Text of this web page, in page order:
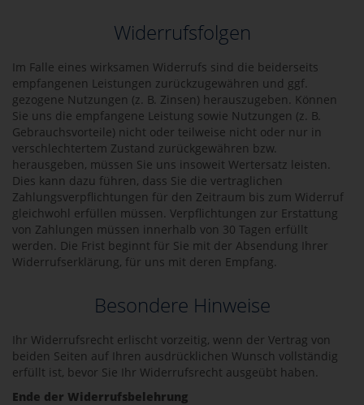
Widerrufsfolgen
Im Falle eines wirksamen Widerrufs sind die beiderseits
empfangenen Leistungen zurückzugewähren und ggf.
gezogene Nutzungen (z. B. Zinsen) herauszugeben. Können
Sie uns die empfangene Leistung sowie Nutzungen (z. B.
Gebrauchsvorteile) nicht oder teilweise nicht oder nur in
verschlechtertem Zustand zurückgewähren bzw.
herausgeben, müssen Sie uns insoweit Wertersatz leisten.
Dies kann dazu führen, dass Sie die vertraglichen
Zahlungsverpflichtungen für den Zeitraum bis zum Widerruf
gleichwohl erfüllen müssen. Verpflichtungen zur Erstattung
von Zahlungen müssen innerhalb von 30 Tagen erfüllt
werden. Die Frist beginnt für Sie mit der Absendung Ihrer
Widerrufserklärung, für uns mit deren Empfang.
Besondere Hinweise
Ihr Widerrufsrecht erlischt vorzeitig, wenn der Vertrag von
beiden Seiten auf Ihren ausdrücklichen Wunsch vollständig
erfüllt ist, bevor Sie Ihr Widerrufsrecht ausgeübt haben.
Ende der Widerrufsbelehrung